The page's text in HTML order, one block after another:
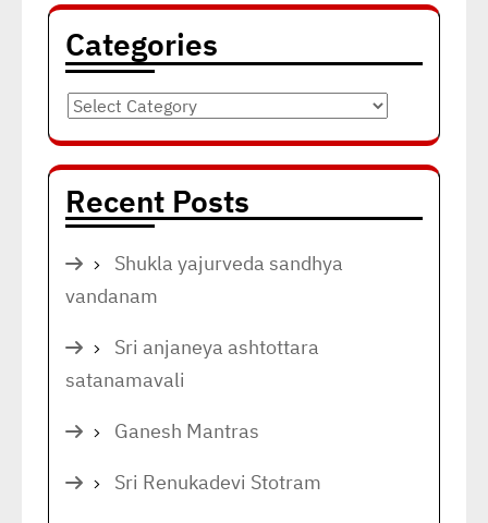
Categories
Categories
Recent Posts
Shukla yajurveda sandhya
vandanam
Sri anjaneya ashtottara
satanamavali
Ganesh Mantras
Sri Renukadevi Stotram